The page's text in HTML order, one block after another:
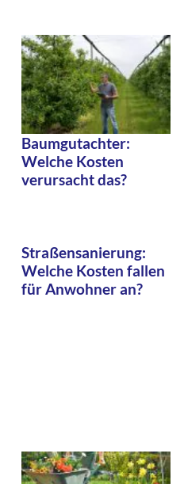
Baumgutachter:
Welche Kosten
verursacht das?
Straßensanierung:
Welche Kosten fallen
für Anwohner an?